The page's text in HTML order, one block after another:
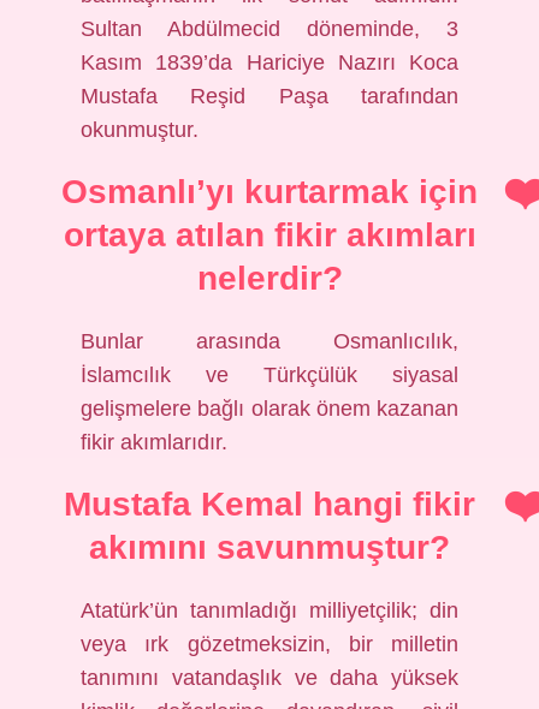
Sultan Abdülmecid döneminde, 3
Kasım 1839’da Hariciye Nazırı Koca
Mustafa Reşid Paşa tarafından
okunmuştur.
Osmanlı’yı kurtarmak için
ortaya atılan fikir akımları
nelerdir?
Bunlar arasında Osmanlıcılık,
İslamcılık ve Türkçülük siyasal
gelişmelere bağlı olarak önem kazanan
fikir akımlarıdır.
Mustafa Kemal hangi fikir
akımını savunmuştur?
Atatürk’ün tanımladığı milliyetçilik; din
veya ırk gözetmeksizin, bir milletin
tanımını vatandaşlık ve daha yüksek